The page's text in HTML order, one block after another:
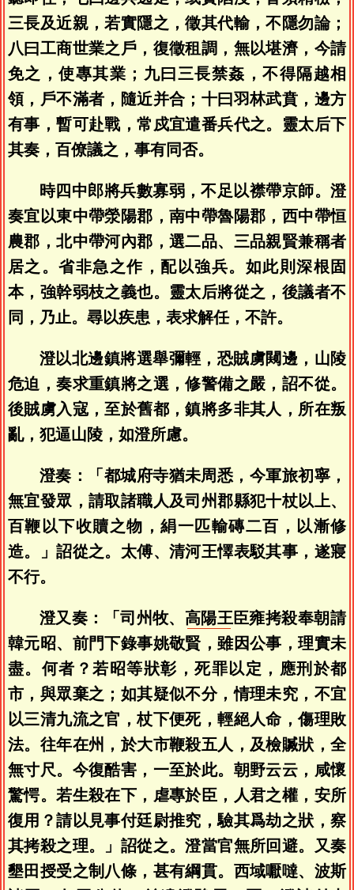
三長及近親，若實隱之，徵其代輸，不隱勿論；
八曰工商世業之戶，復徵租調，無以堪濟，今請
免之，使專其業；九曰三長禁姦，不得隔越相
領，戶不滿者，隨近并合；十曰羽林武賁，邊方
有事，暫可赴戰，常戍宜遣番兵代之。靈太后下
其奏，百僚議之，事有同否。
時四中郎將兵數寡弱，不足以襟帶京師。澄
奏宜以東中帶滎陽郡，南中帶魯陽郡，西中帶恒
農郡，北中帶河內郡，選二品、三品親賢兼稱者
居之。省非急之作，配以強兵。如此則深根固
本，強幹弱枝之義也。靈太后將從之，後議者不
同，乃止。尋以疾患，表求解任，不許。
澄以北邊鎮將選舉彌輕，恐賊虜闚邊，山陵
危迫，奏求重鎮將之選，修警備之嚴，詔不從。
後賊虜入寇，至於舊都，鎮將多非其人，所在叛
亂，犯逼山陵，如澄所慮。
澄奏：「都城府寺猶未周悉，今軍旅初寧，
無宜發眾，請取諸職人及司州郡縣犯十杖以上、
百鞭以下收贖之物，絹一匹輸磚二百，以漸修
造。」詔從之。太傅、清河王懌表駁其事，遂寢
不行。
澄又奏：「司州牧、 高陽王 臣雍拷殺奉朝請
韓元昭、前門下錄事姚敬賢，雖因公事，理實未
盡。何者？若昭等狀彰，死罪以定，應刑於都
市，與眾棄之；如其疑似不分，情理未究，不宜
以三清九流之官，杖下便死，輕絕人命，傷理敗
法。往年在州，於大市鞭殺五人，及檢贓狀，全
無寸尺。今復酷害，一至於此。朝野云云，咸懷
驚愕。若生殺在下，虐專於臣，人君之權，安所
復用？請以見事付廷尉推究，驗其爲劫之狀，察
其拷殺之理。」詔從之。澄當官無所回避。又奏
墾田授受之制八條，甚有綱貫。西域嚈噠、波斯